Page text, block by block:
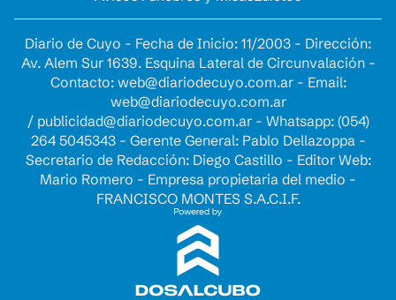
Diario de Cuyo - Fecha de Inicio: 11/2003 - Dirección:
Av. Alem Sur 1639. Esquina Lateral de Circunvalación -
Contacto: web@diariodecuyo.com.ar- Email:
web@diariodecuyo.com.ar
/ publicidad@diariodecuyo.com.ar- Whatsapp: (054)
264 5045343 - Gerente General: Pablo Dellazoppa -
Secretario de Redacción: Diego Castillo - Editor Web:
Mario Romero - Empresa propietaria del medio -
FRANCISCO MONTES S.A.C.I.F.